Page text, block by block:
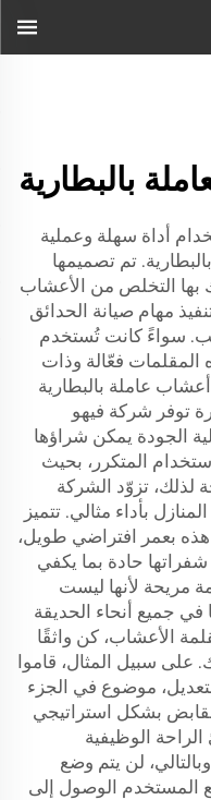
بالبطارية
أداة سهلة وعملية
تم تصميمها
التخلص من الأعشاب
مهام صيانة الحدائق
سواءً كانت تُستخدم
المقلمات فعّالة وذات
دليلًا. # 1 مقلمات أعشاب عاملة بالبطارية
توفر شركة فيهو
الجودة يمكن شراؤها
المتكرر، بحيث
لذلك، تزوّد الشركة
بأداء مثالي. تتميز
هذه بعمر افتراضي طويل،
حادة بما يكفي
مريحة لأنها ليست
جميع أنحاء الحديقة
الأعشاب، كن واثقًا
على سبيل المثال، قاموا
موضوع في الجزء
بشكل استراتيجي
الوظيفية
لن يتم وضع
المستخدم الوصول إلى